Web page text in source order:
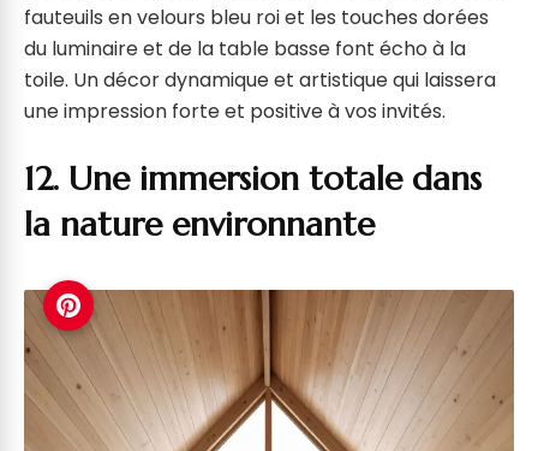
fauteuils en velours bleu roi et les touches dorées
du luminaire et de la table basse font écho à la
toile. Un décor dynamique et artistique qui laissera
une impression forte et positive à vos invités.
12. Une immersion totale dans
la nature environnante